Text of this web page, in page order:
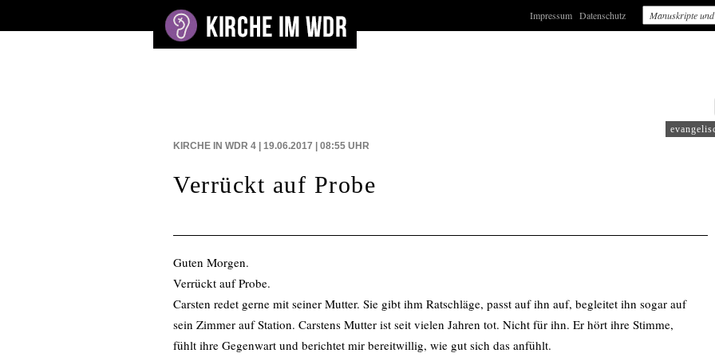
Impressum Datenschutz
KIRCHE IN WDR 4 | 19.06.2017 | 08:55 UHR
Verrückt auf Probe
Guten Morgen.
Verrückt auf Probe.
Carsten redet gerne mit seiner Mutter. Sie gibt ihm Ratschläge, passt auf ihn auf, begleitet ihn sogar auf
sein Zimmer auf Station. Carstens Mutter ist seit vielen Jahren tot. Nicht für ihn. Er hört ihre Stimme,
fühlt ihre Gegenwart und berichtet mir bereitwillig, wie gut sich das anfühlt.